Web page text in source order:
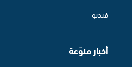
فيديو
أخبار منوّعة